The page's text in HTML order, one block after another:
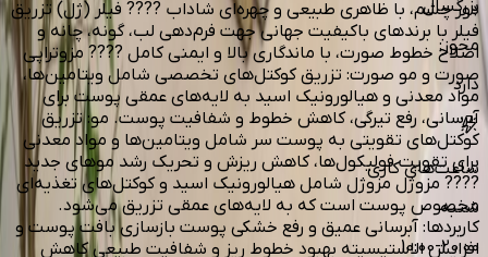
دور چشم، با ظاهری طبیعی و چهره‌ای شاداب ???? فیلر (ژل) تزریق
فیلر با برندهای باکیفیت جهانی جهت فرم‌دهی لب، گونه، چانه و
اصلاح خطوط صورت، با ماندگاری بالا و ایمنی کامل ???? مزوتراپی
صورت و مو صورت: تزریق کوکتل‌های تخصصی شامل ویتامین‌ها،
مواد معدنی و هیالورونیک اسید به لایه‌های عمقی پوست برای
آبرسانی، رفع تیرگی، کاهش خطوط و شفافیت پوست. مو: تزریق
کوکتل‌های تقویتی به پوست سر شامل ویتامین‌ها و مواد معدنی
برای تقویت فولیکول‌ها، کاهش ریزش و تحریک رشد موهای جدید
???? مزوژل مزوژل شامل هیالورونیک اسید و کوکتل‌های تغذیه‌ای
مخصوص پوست است که به لایه‌های عمقی تزریق می‌شود.
کاربردها: آبرسانی عمیق و رفع خشکی پوست بازسازی بافت پوست و
افزایش الاستیسیته بهبود خطوط ریز و شفافیت طبیعی کاهش
بزرگسال
مجوز:
دارد
ساعت‌های کاری
شنبه
10:00-20:00